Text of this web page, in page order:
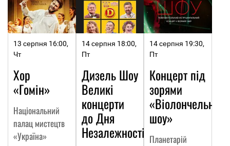
13 серпня 16:00,
Чт
Хор
«Гомін»
Національний
палац мистецтв
«Україна»
14 серпня 18:00,
Пт
Дизель Шоу
Великі
концерти
до Дня
Незалежності
14 серпня 19:30,
Пт
Концерт під
зорями
«Віолончельне
шоу»
Планетарій